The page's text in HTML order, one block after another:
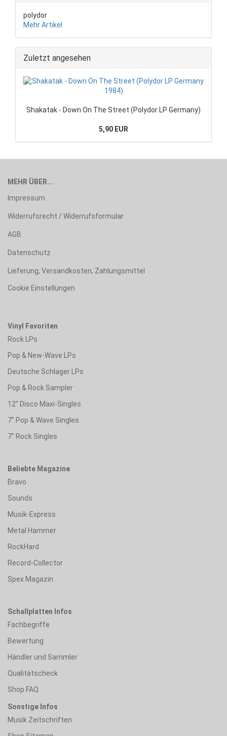
polydor
Mehr Artikel
Zuletzt angesehen
Shakatak - Down On The Street (Polydor LP Germany)
5,90 EUR
MEHR ÜBER...
Impressum
Widerrufsrecht / Widerrufsformular
AGB
Datenschutz
Lieferung, Versandkosten, Zahlungsmittel
Cookie Einstellungen
Vinyl Favoriten
Rock LPs
Pop & New-Wave LPs
Deutsche Schlager LPs
Pop & Rock Sampler
12" Disco Maxi-Singles
7" Pop & Wave Singles
7" Rock Singles
Beliebte Magazine
Bravo
Sounds
Musik-Express
Metal Hammer
RockHard
Record-Collector
Spex Magazin
Schallplatten Infos
Fachbegriffe
Bewertung
Händler und Sammler
Qualitätscheck
Shop FAQ
Sonstige Infos
Musik Zeitschriften